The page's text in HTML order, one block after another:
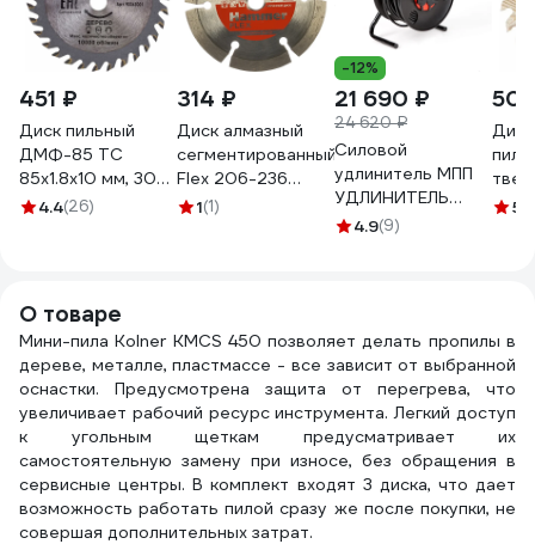
451 ₽
Диск пильный
ДМФ-85 ТС
85х1.8х10 мм, 30Т
для ДП-0.55МФ
4.4(26)
314 ₽
Диск алмазный
сегментированный
Flex 206-236
(85х10 мм)
1(1)
-12%
21 690 ₽
24 620 ₽
Силовой
удлинитель МПП
УДЛИНИТЕЛЬ
четыре розетки
с\з ПВС 3*2,5 30 м
+ IP-44\220В
999000000001301
4.9(9)
пил
5
О товаре
Мини-пила Kolner КМСS 450 позволяет делать пропилы в
дереве, металле, пластмассе - все зависит от выбранной
оснастки. Предусмотрена защита от перегрева, что
увеличивает рабочий ресурс инструмента. Легкий доступ
к угольным щеткам предусматривает их
самостоятельную замену при износе, без обращения в
сервисные центры. В комплект входят 3 диска, что дает
возможность работать пилой сразу же после покупки, не
совершая дополнительных затрат.